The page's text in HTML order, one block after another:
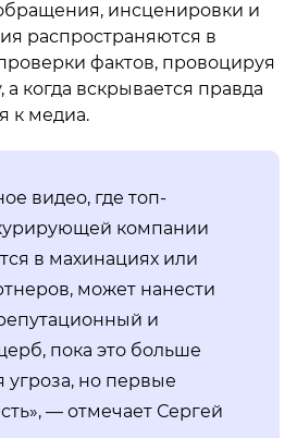
инсценировки и
распространяются в
фактов, провоцируя
когда вскрывается правда
к медиа.
видео, где топ-
компании
в махинациях или
может нанести
и
пока это больше
угроза, но первые
— отмечает Сергей